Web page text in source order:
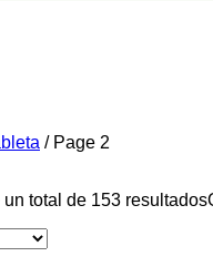
/ Page 2
total de 153 resultados